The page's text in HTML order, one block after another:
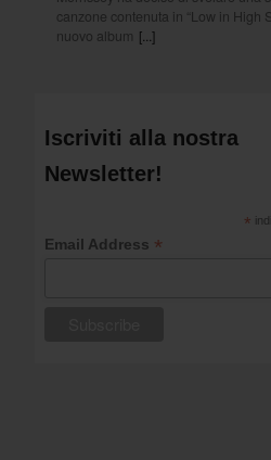
canzone contenuta in “Low in High
nuovo album [...]
Iscriviti alla nostra
Newsletter!
*
Email Address *